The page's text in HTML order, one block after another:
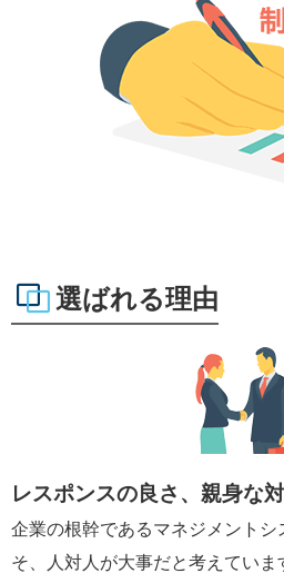
選ばれる理由
レスポンスの良さ、親身な
企業の根幹であるマネジメントシ
そ、人対人が大事だと考えてい